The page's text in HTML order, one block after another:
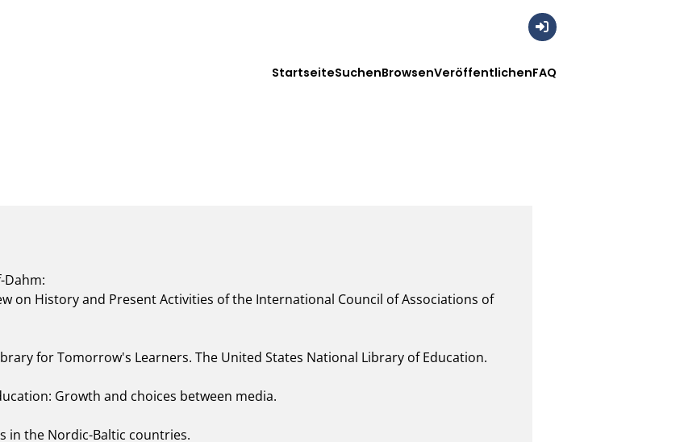
StartseiteSuchenBrowsenVeröffentlichenFAQ
Dahm:
on History and Present Activities of the International Council of Associations of
for Tomorrow's Learners. The United States National Library of Education.
Growth and choices between media.
in the Nordic-Baltic countries.